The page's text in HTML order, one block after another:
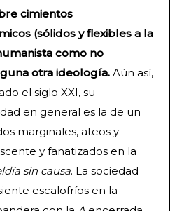
cimientos
(sólidos y flexibles a la
como no
otra ideología. Aún así,
el siglo XXI, su
en general es la de un
marginales, ateos y
y fanatizados en la
sin causa. La sociedad
escalofríos en la